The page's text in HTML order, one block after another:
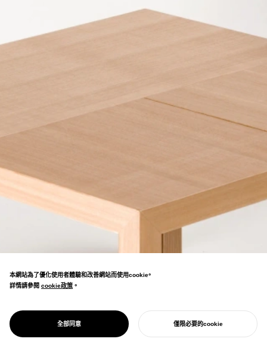
PROJECT
單位
具。具備靈活性和擴展性，也能對應複雜的功
本網站為了優化使用者體驗和改善網站而使用cookie。
詳情請參閱 cookie政策
cookie政策 。
全部同意 僅限必要的cookie